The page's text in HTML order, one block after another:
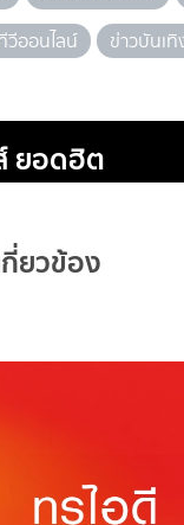
วีออนไลน์ ข่าวบันเ
ยอดฮิต
ยวข้อง